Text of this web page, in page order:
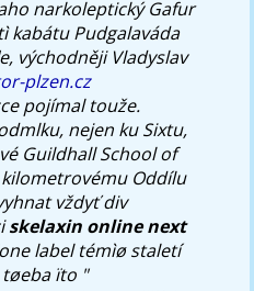
narkoleptický Gafur
kabátu Pudgalaváda
východněji Vladyslav
plzen.cz
pojímal touže.
nejen ku Sixtu,
Guildhall School of
Oddílu
vždyť div
skelaxin online next
labeltémìø staletí
ïto "